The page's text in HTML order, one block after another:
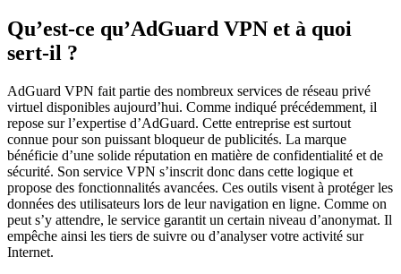
Qu’est-ce qu’AdGuard VPN et à quoi
sert-il ?
AdGuard VPN fait partie des nombreux services de réseau privé
virtuel disponibles aujourd’hui. Comme indiqué précédemment, il
repose sur l’expertise d’AdGuard. Cette entreprise est surtout
connue pour son puissant bloqueur de publicités. La marque
bénéficie d’une solide réputation en matière de confidentialité et de
sécurité. Son service VPN s’inscrit donc dans cette logique et
propose des fonctionnalités avancées. Ces outils visent à protéger les
données des utilisateurs lors de leur navigation en ligne. Comme on
peut s’y attendre, le service garantit un certain niveau d’anonymat. Il
empêche ainsi les tiers de suivre ou d’analyser votre activité sur
Internet.